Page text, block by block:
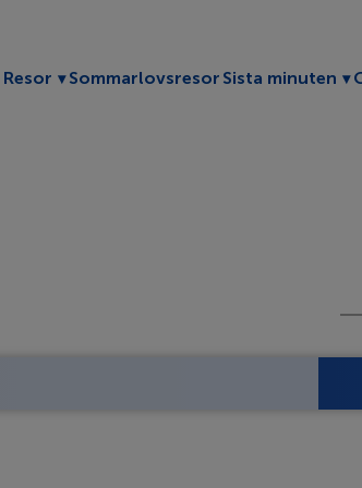
Resor Toggle submenu
Sommarlovsresor Sista minuten